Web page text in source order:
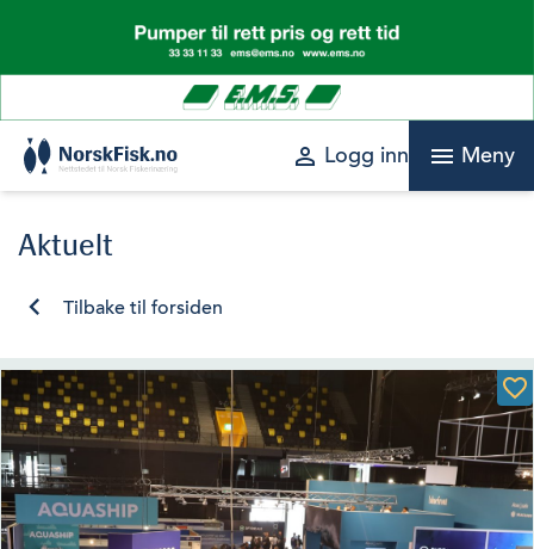
content
perm_identity Logg inn menu Meny
Aktuelt
Tilbake til forsiden